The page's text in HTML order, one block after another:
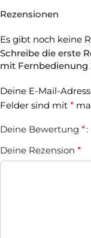
Rezensionen
Es gibt noch keine
Schreibe die erste
mit Fernbedienung
Deine E-Mail-
Felder sind mit *
Deine Bewertung *
Deine Rezension *